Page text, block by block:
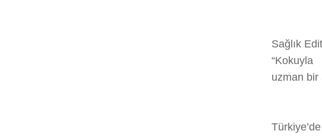
Sağlık
uzman bir